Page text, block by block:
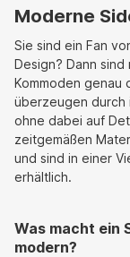
Moderne
Sie sind ein Fan
Design? Dann
Kommoden genau
überzeugen durch
ohne dabei auf
zeitgemäßen
und sind in einer
erhältlich.
Was macht ein
modern?